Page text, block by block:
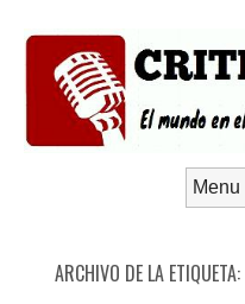
ARCHIVO DE LA ETIQUETA: